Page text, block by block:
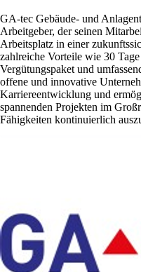
GA-tec Gebäude- und
Arbeitgeber, der seinen
Arbeitsplatz in einer
zahlreiche Vorteile wie 30
Vergütungspaket und
offene und innovative
Karriereentwicklung und
spannenden Projekten im
Fähigkeiten kontinuierlich